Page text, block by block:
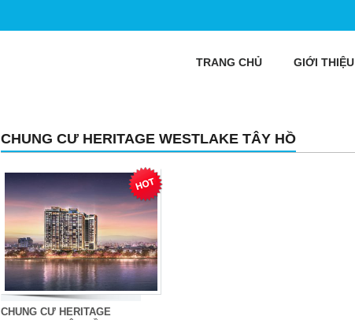
TRANG CHỦ GIỚI THIỆU
CHUNG CƯ HERITAGE WESTLAKE TÂY HỒ
CHUNG CƯ HERITAGE